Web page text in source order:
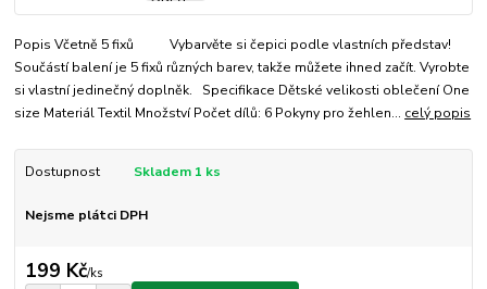
Popis Včetně 5 fixů Vybarvěte si čepici podle vlastních představ!
Součástí balení je 5 fixů různých barev, takže můžete ihned začít. Vyrobte
si vlastní jedinečný doplněk. Specifikace Dětské velikosti oblečení One
size Materiál Textil Množství Počet dílů: 6 Pokyny pro žehlen... celý popis
Dostupnost Skladem 1 ks
Nejsme plátci DPH
199 Kč/ks